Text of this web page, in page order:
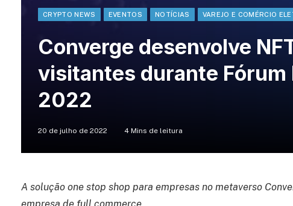
CRYPTO NEWS EVENTOS NOTÍCIAS VAREJO E COMÉRCIO
Converge desenvolve
visitantes durante Fórum
2022
20 de julho de 2022 4 Mins de leitura
A solução one stop shop para empresas no metaverso